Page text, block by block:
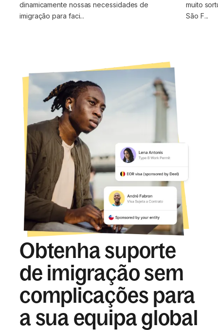
dinamicamente nossas necessidades de
imigração para faci...
muito
São F...
Obtenha suporte
de imigração sem
complicações para
a sua equipa global